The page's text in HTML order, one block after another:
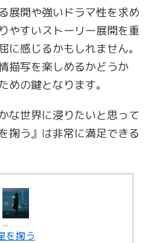
展開や強いドラマ性を求め
やすいストーリー展開を重
に感じるかもしれません。
描写を楽しめるかどうか
めの鍵となります。
な世界に浸りたいと思って
掬う』は非常に満足できる
を掬う